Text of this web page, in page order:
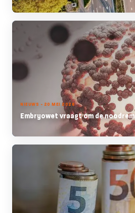
NIEUWS - 20 MEI 2026
Embryowet vraagt om de noodrem